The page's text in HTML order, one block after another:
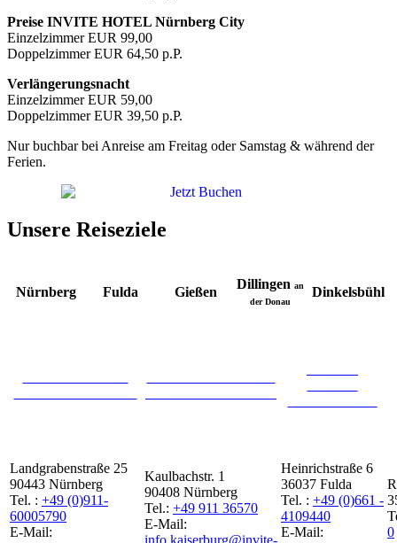
Preise INVITE HOTEL Nürnberg City
Einzelzimmer EUR 99,00
Doppelzimmer EUR 64,50 p.P.
Verlängerungsnacht
Einzelzimmer EUR 59,00
Doppelzimmer EUR 39,50 p.P.
Nur buchbar bei Anreise am Freitag oder Samstag & während der
Ferien.
Unsere Reiseziele
Nürnberg Fulda Gießen
Dillingen an
der Donau
Dinkelsbühl
Landgrabenstraße 25
90443 Nürnberg
Tel. : +49 (0)911-
60005790
E-Mail:
Kaulbachstr. 1
90408 Nürnberg
Tel.: +49 911 36570
E-Mail:
info.kaiserburg@invite-
Heinrichstraße 6
36037 Fulda
Tel. : +49 (0)661 -
4109440
E-Mail:
0